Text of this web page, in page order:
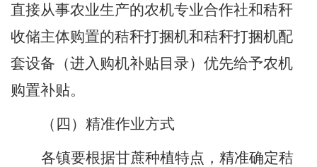
直接从事农业生产的农机专业合作社和秸秆
收储主体购置的秸秆打捆机和秸秆打捆机配
套设备（进入购机补贴目录）优先给予农机
购置补贴。
（四）精准作业方式
各镇要根据甘蔗种植特点，精准确定秸